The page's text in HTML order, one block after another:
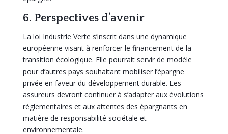
6. Perspectives d’avenir
La loi Industrie Verte s’inscrit dans une dynamique
européenne visant à renforcer le financement de la
transition écologique. Elle pourrait servir de modèle
pour d’autres pays souhaitant mobiliser l’épargne
privée en faveur du développement durable. Les
assureurs devront continuer à s’adapter aux évolutions
réglementaires et aux attentes des épargnants en
matière de responsabilité sociétale et
environnementale.